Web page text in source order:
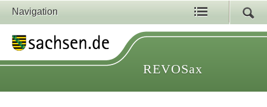
Navigation
REVOSax